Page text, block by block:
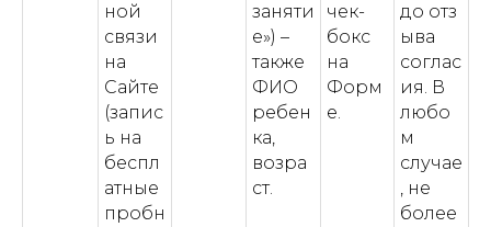
ной
связи
на
Сайте
(запис
ь на
беспл
атные
пробн
заняти
е») –
также
ФИО
ребен
ка,
возра
ст.
чек-
бокс
на
Форм
е.
до отз
ыва
соглас
ия. В
любо
м
случае
, не
более